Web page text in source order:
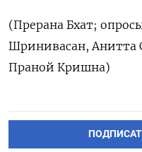
(Прерана Бхат;
Шринивасан, Анитта
Праной Кришна)